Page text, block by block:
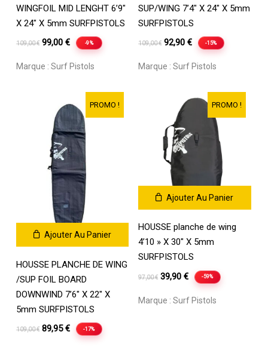
WINGFOIL MID LENGHT 6’9″
X 24″ X 5mm SURFPISTOLS
109,00€ Le
initial
109,00 €.
99,00 €Le
prix
actuel
99,00 €.
-9%
Marque : Surf Pistols
SUP/WING 7’4″ X 24″ X 5mm
SURFPISTOLS
109,00€ Le
initial
109,00 €.
92,90€Le
prix
actuel
92,90 €.
-15%
Marque :Surf Pistols
PROMO !
Ajouter Au Panier
HOUSSE PLANCHE DE WING
/SUP FOIL BOARD
DOWNWIND 7’6″ X 22″ X
5mm SURFPISTOLS
109,00€ Le
89,95€Le
-17%
PROMO !
Ajouter Au Panier
HOUSSE planche de wing
4’10 » X 30″ X 5mm
SURFPISTOLS
97,00€ Le
initial
39,90€Le
prix
actuel
-59%
Marque :Surf Pistols